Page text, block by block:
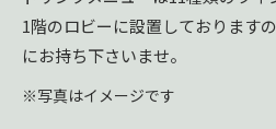
1階のロビーに設置しております
にお持ち下さいませ。
※写真はイメージです